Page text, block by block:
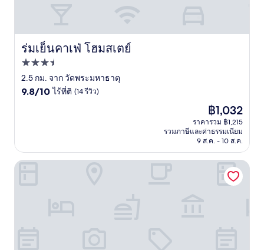
ร่มเย็นคาเฟ่ โฮมสเตย์
ร่มเย็นคาเฟ่ โฮมสเตย์
ที่พัก
3.5
ดาว
2.5 กม. จาก วัดพระมหาธาตุ
9.8
(14
รีวิว)
9.8/10 ไร้ที่ติ (14 รีวิว)
ราคา
ปัจจุบัน
คือ
฿1,032
฿1,032
ราคารวม ฿1,215
รวมภาษีและค่าธรรมเนียม
9 ส.ค. - 10 ส.ค.
คลองสวนพลู รีสอร์ท